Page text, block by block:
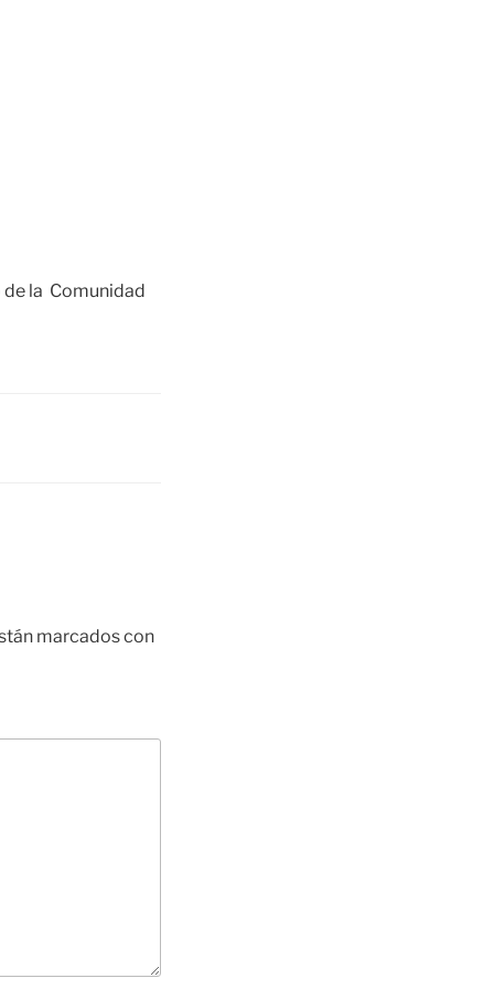
la Comunidad
marcados con